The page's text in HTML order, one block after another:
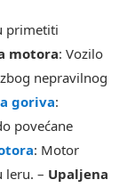
primetiti
motora: Vozilo
nepravilnog
goriva:
povećane
: Motor
leru. – Upaljena